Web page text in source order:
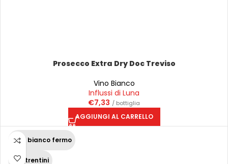
Prosecco Extra Dry Doc Treviso
Vino Bianco
Influssi di Luna
€7,33 / bottiglia
AGGIUNGI AL CARRELLO
Vino bianco fermo
Vini trentini